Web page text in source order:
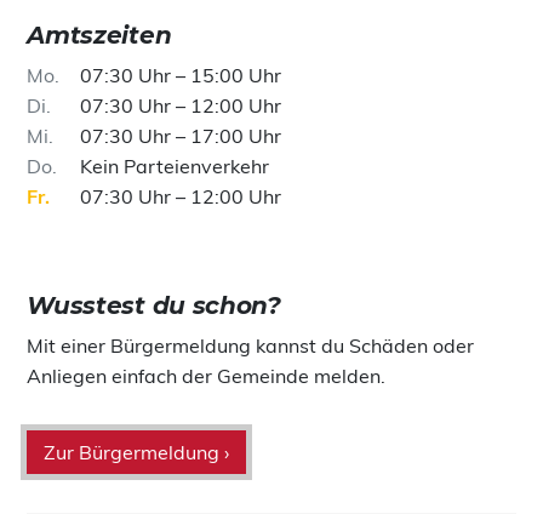
Amtszeiten
Mo
07:30 Uhr – 15:00 Uhr
Di
07:30 Uhr – 12:00 Uhr
Mi
07:30 Uhr – 17:00 Uhr
Do
Kein Parteienverkehr
Fr
07:30 Uhr – 12:00 Uhr
Wusstest du schon?
Mit einer Bürgermeldung kannst du Schäden oder
Anliegen einfach der Gemeinde melden.
Zur Bürgermeldung ›